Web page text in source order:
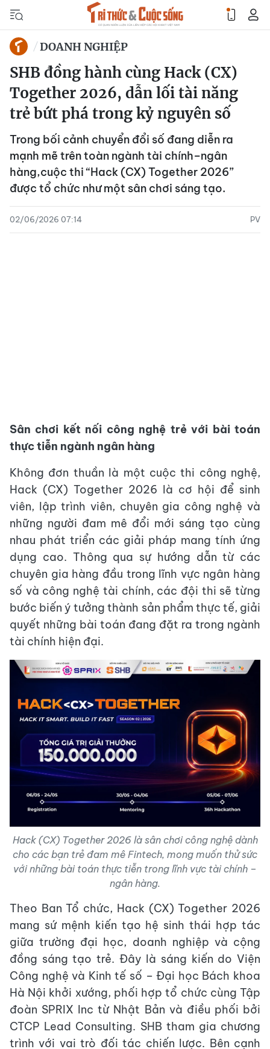
DOANH NGHIỆP
SHB đồng hành cùng Hack (CX)
Together 2026, dẫn lối tài năng
trẻ bứt phá trong kỷ nguyên số
Trong bối cảnh chuyển đổi số đang diễn ra
mạnh mẽ trên toàn ngành tài chính–ngân
hàng,cuộc thi “Hack (CX) Together 2026”
được tổ chức như một sân chơi sáng tạo.
02/06/2026 07:14 PV
Sân chơi kết nối công nghệ trẻ với bài toán
thực tiễn ngành ngân hàng
Không đơn thuần là một cuộc thi công nghệ,
Hack (CX) Together 2026 là cơ hội để sinh
viên, lập trình viên, chuyên gia công nghệ và
những người đam mê đổi mới sáng tạo cùng
nhau phát triển các giải pháp mang tính ứng
dụng cao. Thông qua sự hướng dẫn từ các
chuyên gia hàng đầu trong lĩnh vực ngân hàng
số và công nghệ tài chính, các đội thi sẽ từng
bước biến ý tưởng thành sản phẩm thực tế, giải
quyết những bài toán đang đặt ra trong ngành
tài chính hiện đại.
Hack (CX) Together 2026 là sân chơi công nghệ dành
cho các bạn trẻ đam mê Fintech, mong muốn thử sức
với những bài toán thực tiễn trong lĩnh vực tài chính –
ngân hàng.
Theo Ban Tổ chức, Hack (CX) Together 2026
mang sứ mệnh kiến tạo hệ sinh thái hợp tác
giữa trường đại học, doanh nghiệp và cộng
đồng sáng tạo trẻ. Đây là sáng kiến do Viện
Công nghệ và Kinh tế số – Đại học Bách khoa
Hà Nội khởi xướng, phối hợp tổ chức cùng Tập
đoàn SPRIX Inc từ Nhật Bản và điều phối bởi
CTCP Lead Consulting. SHB tham gia chương
trình với vai trò đối tác chiến lược. Bên cạnh